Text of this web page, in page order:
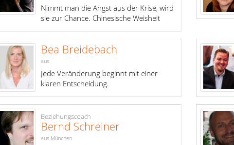
Nimmt man die Angst aus der Krise, wird
sie zur Chance. Chinesische Weisheit
Bea Breidebach
aus
Jede Veränderung beginnt mit einer
klaren Entscheidung.
Beziehungscoach
Bernd Schreiner
aus München